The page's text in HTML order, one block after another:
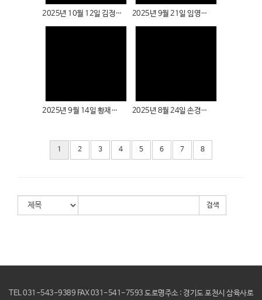
2025년 10월 12일 김정화 성도님 2025년 9월 21일 임영훈, 박보나 성도님
2025년 9월 14일 황재혁 성도님 2025년 8월 24일 손경미 성도님
1 2 3 4 5 6 7 8
검색
TEL 031-543-9389 FAX 031-541-7593 도로명주소 : 경기도 포천시 삼육사로